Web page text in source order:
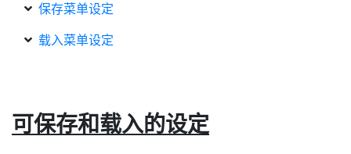
保存菜单设定
载入菜单设定
可保存和载入的设定